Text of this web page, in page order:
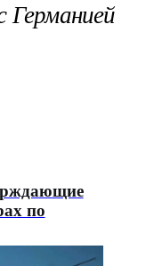
Германией
по